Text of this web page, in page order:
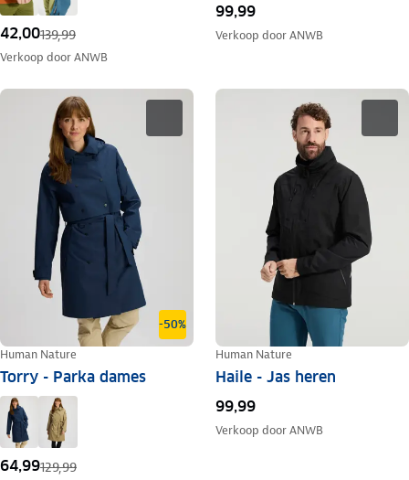
42,00139,99
Verkoop doorANWB
99,99
Verkoop doorANWB
-50%
Human Nature
Torry - Parka dames
64,99129,99
Human Nature
Haile - Jas heren
99,99
Verkoop doorANWB